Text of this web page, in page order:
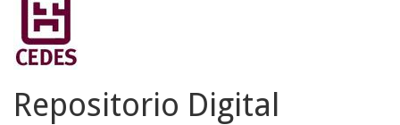
Repositorio Digital